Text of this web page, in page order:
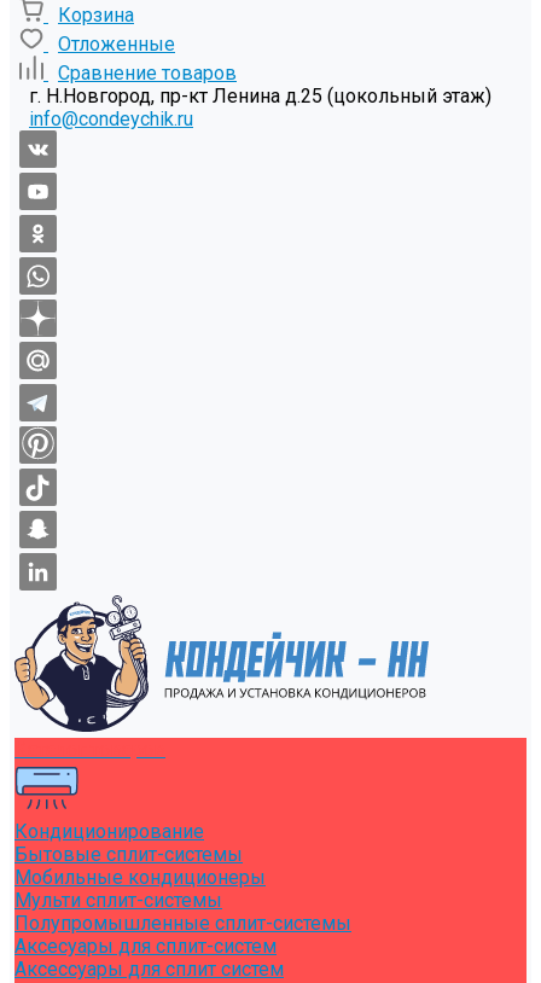
Корзина
Отложенные
Сравнение товаров
г. Н.Новгород, пр-кт Ленина д.25 (цокольный этаж)
info@condeychik.ru
Кондиционирование
Бытовые сплит-системы
Мобильные кондиционеры
Мульти сплит-системы
Полупромышленные сплит-системы
Аксесуары для сплит-систем
Аксессуары для сплит систем